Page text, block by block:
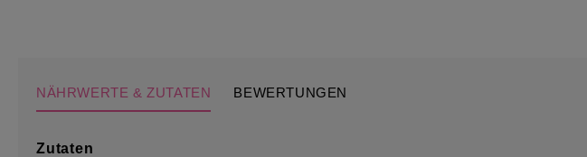
NÄHRWERTE & ZUTATEN BEWERTUNGEN
Zutaten